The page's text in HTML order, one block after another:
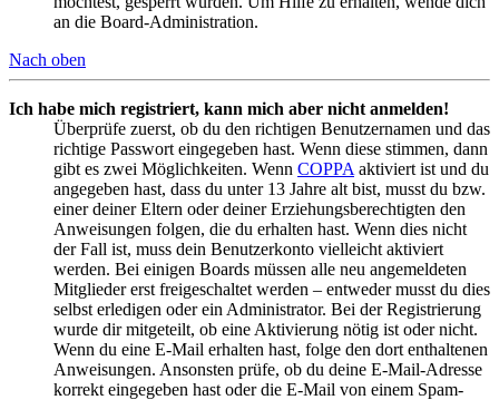
an die Board-Administration.
Nach oben
Ich habe mich registriert, kann mich aber nicht anmelden!
Überprüfe zuerst, ob du den richtigen Benutzernamen und das
richtige Passwort eingegeben hast. Wenn diese stimmen, dann
gibt es zwei Möglichkeiten. Wenn COPPA aktiviert ist und du
angegeben hast, dass du unter 13 Jahre alt bist, musst du bzw.
einer deiner Eltern oder deiner Erziehungsberechtigten den
Anweisungen folgen, die du erhalten hast. Wenn dies nicht
der Fall ist, muss dein Benutzerkonto vielleicht aktiviert
werden. Bei einigen Boards müssen alle neu angemeldeten
Mitglieder erst freigeschaltet werden – entweder musst du dies
selbst erledigen oder ein Administrator. Bei der Registrierung
wurde dir mitgeteilt, ob eine Aktivierung nötig ist oder nicht.
Wenn du eine E-Mail erhalten hast, folge den dort enthaltenen
Anweisungen. Ansonsten prüfe, ob du deine E-Mail-Adresse
korrekt eingegeben hast oder die E-Mail von einem Spam-